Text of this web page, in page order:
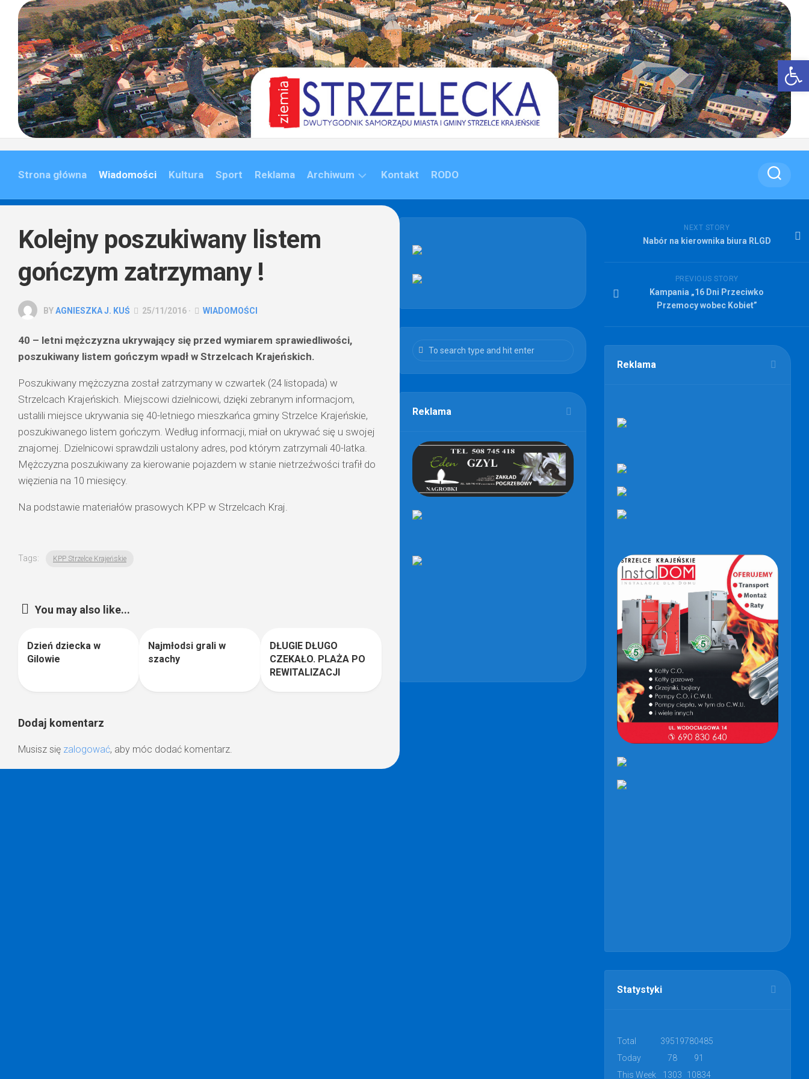
content
Strona główna Wiadomości Kultura Sport Reklama Archiwum
2020)
Kontakt RODO
Kolejny poszukiwany listem
gończym zatrzymany !
BYAGNIESZKA J. KUŚ 25/11/2016 · WIADOMOŚCI
40 – letni mężczyzna ukrywający się przed wymiarem sprawiedliwości,
poszukiwany listem gończym wpadł w Strzelcach Krajeńskich.
Poszukiwany mężczyzna został zatrzymany w czwartek (24 listopada) w
Strzelcach Krajeńskich. Miejscowi dzielnicowi, dzięki zebranym informacjom,
ustalili miejsce ukrywania się 40-letniego mieszkańca gminy Strzelce Krajeńskie,
poszukiwanego listem gończym. Według informacji, miał on ukrywać się u swojej
znajomej. Dzielnicowi sprawdzili ustalony adres, pod którym zatrzymali 40-latka.
Mężczyzna poszukiwany za kierowanie pojazdem w stanie nietrzeźwości trafił do
więzienia na 10 miesięcy.
Na podstawie materiałów prasowych KPP w Strzelcach Kraj.
Tags: KPP Strzelce Krajeńskie
You may also like...
Dzień dziecka w
Gilowie
Najmłodsi grali w
szachy
DŁUGIE DŁUGO
CZEKAŁO. PLAŻA PO
REWITALIZACJI
Dodaj komentarz
Musisz się zalogować, aby móc dodać komentarz.
NEXT STORY
Nabór na kierownika biura RLGD
PREVIOUS STORY
Kampania „16 Dni Przeciwko
Przemocy wobec Kobiet”
Reklama
Statystyki
Total 39519780485
Today
78
91
This Week
1303 10834
Reklama